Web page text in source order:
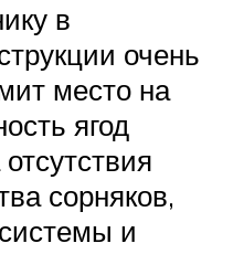
в
очень
место на
ягод
сорняков,
и